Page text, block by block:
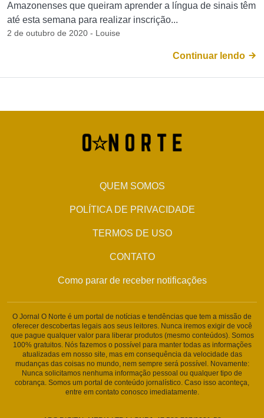
Amazonenses que queiram aprender a língua de sinais têm
até esta semana para realizar inscrição...
2 de outubro de 2020 - Louise
Continuar lendo
QUEM SOMOS
POLÍTICA DE PRIVACIDADE
TERMOS DE USO
CONTATO
Como parar de receber notificações
O Jornal O Norte é um portal de notícias e tendências que tem a missão de
oferecer descobertas legais aos seus leitores. Nunca iremos exigir de você
que pague qualquer valor para liberar produtos (mesmo conteúdos). Somos
100% gratuitos. Nós fazemos o possível para manter todas as informações
atualizadas em nosso site, mas em consequência da velocidade das
mudanças das coisas no mundo, nem sempre será possível. Novamente:
Nunca solicitamos nenhuma informação pessoal ou qualquer tipo de
cobrança. Somos um portal de conteúdo jornalístico. Caso isso aconteça,
entre em contato conosco imediatamente.